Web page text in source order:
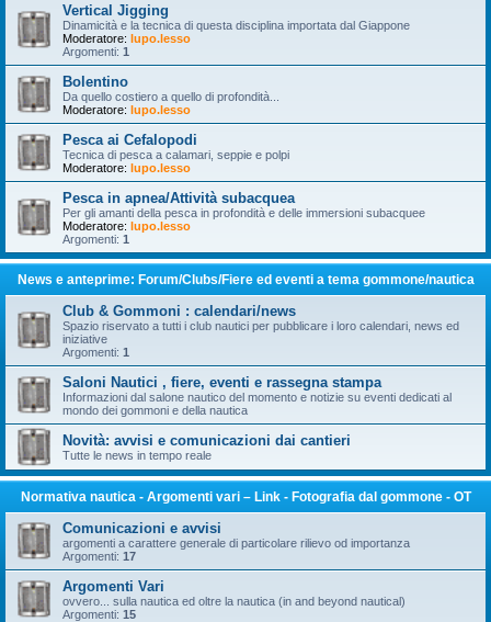
Vertical Jigging
Dinamicità e la tecnica di questa disciplina importata dal Giappone
Moderatore: lupo.lesso
Argomenti: 1
Bolentino
Da quello costiero a quello di profondità...
Moderatore: lupo.lesso
Pesca ai Cefalopodi
Tecnica di pesca a calamari, seppie e polpi
Moderatore: lupo.lesso
Pesca in apnea/Attività subacquea
Per gli amanti della pesca in profondità e delle immersioni subacquee
Moderatore: lupo.lesso
Argomenti: 1
News e anteprime: Forum/Clubs/Fiere ed eventi a tema gommone/nautica
Club & Gommoni : calendari/news
Spazio riservato a tutti i club nautici per pubblicare i loro calendari, news ed
iniziative
Argomenti: 1
Saloni Nautici , fiere, eventi e rassegna stampa
Informazioni dal salone nautico del momento e notizie su eventi dedicati al
mondo dei gommoni e della nautica
Novità: avvisi e comunicazioni dai cantieri
Tutte le news in tempo reale
Normativa nautica - Argomenti vari – Link - Fotografia dal gommone - OT
Comunicazioni e avvisi
argomenti a carattere generale di particolare rilievo od importanza
Argomenti: 17
Argomenti Vari
ovvero... sulla nautica ed oltre la nautica (in and beyond nautical)
Argomenti: 15